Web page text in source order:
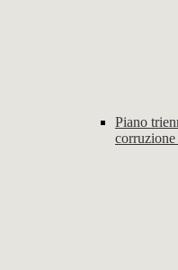
Piano
corruzione